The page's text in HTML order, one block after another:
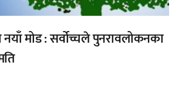
नयाँ मोड : सर्वोच्चले पुनरावलोकनका